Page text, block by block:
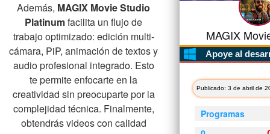
Además, MAGIX Movie Studio
Platinumfacilita un flujo de
trabajo optimizado: edición multi-
cámara, PiP, animación de textos y
audio profesional integrado. Esto
te permite enfocarte en la
creatividad sin preocuparte por la
complejidad técnica. Finalmente,
obtendrás videos con calidad
MAGIX
Apoye al
Publicado: 3 de abril de
Programas